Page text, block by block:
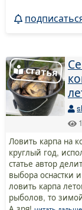
Ловить карпа на
круглый год,
статье автор
выбора оснастки
ловить карпа
рыболов, то